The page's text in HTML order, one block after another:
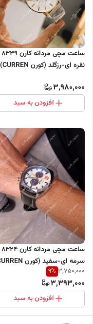
ساعت مچی مردانه کارن 8339
نقره ای-رزگلد (کورن CURREN)
3,980,000
افزودن به سبد
ساعت مچی مردانه کارن 8324
سه موتور فعال
3,750,000
9%
3,393,000
افزودن به سبد